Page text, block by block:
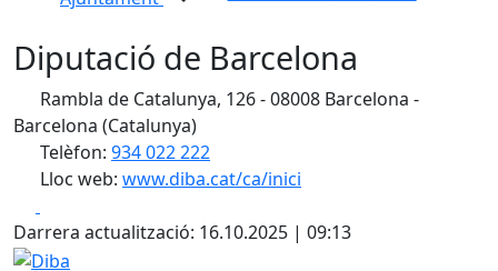
Diputació de Barcelona
Rambla de Catalunya, 126 - 08008 Barcelona -
Barcelona (Catalunya)
Telèfon: 934 022 222
Lloc web: www.diba.cat/ca/inici
Darrera actualització: 16.10.2025 | 09:13
Diba